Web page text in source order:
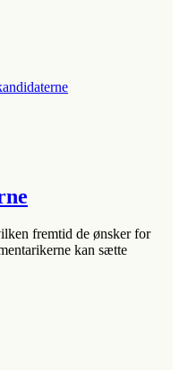
fremtid de ønsker for
kan sætte